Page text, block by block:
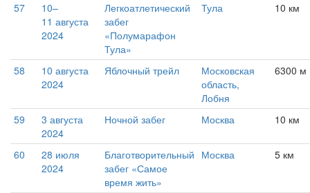
57
10–
11 августа
2024
Легкоатлетический
забег
«Полумарафон
Тула»
Тула 10 км
58
10 августа
2024
Яблочный трейл
Московская
область,
Лобня
6300 м
59
3 августа
2024
Ночной забег Москва 10 км
60
28 июля
2024
Благотворительный
забег «Самое
время жить»
Москва 5 км